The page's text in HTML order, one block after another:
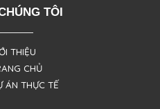
TÔI
THIỆU
CHỦ
ÁN THỰC TẾ